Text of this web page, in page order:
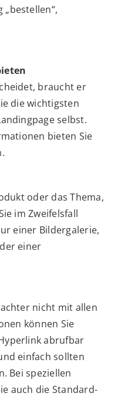
braucht er
die wichtigsten
selbst.
bieten Sie
oder das Thema,
im Zweifelsfall
einer Bildergalerie,
einer
nicht mit allen
können Sie
abrufbar
einfach sollten
Bei speziellen
auch die Standard-